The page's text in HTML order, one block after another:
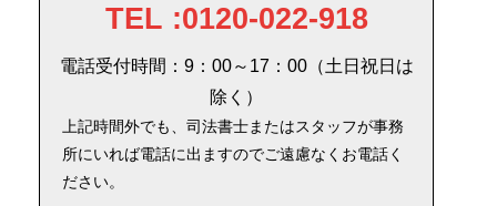
TEL :0120-022-918
電話受付時間：9：00～17：00（土日祝日は
除く）
上記時間外でも、司法書士またはスタッフが事務
所にいれば電話に出ますのでご遠慮なくお電話く
ださい。